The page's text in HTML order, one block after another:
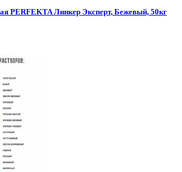
PERFEKTA Линкер Эксперт, Бежевый, 50кг